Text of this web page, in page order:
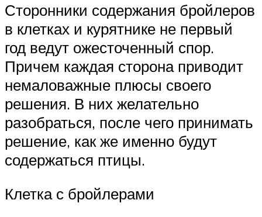
Сторонники содержания бройлеров
в клетках и курятнике не первый
год ведут ожесточенный спор.
Причем каждая сторона приводит
немаловажные плюсы своего
решения. В них желательно
разобраться, после чего принимать
решение, как же именно будут
содержаться птицы.
Клетка с бройлерами